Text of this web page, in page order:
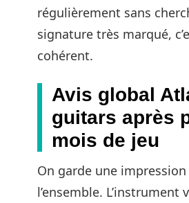
régulièrement sans
signature très marqué,
cohérent.
Avis global
guitars après
mois de jeu
On garde une
l’ensemble.